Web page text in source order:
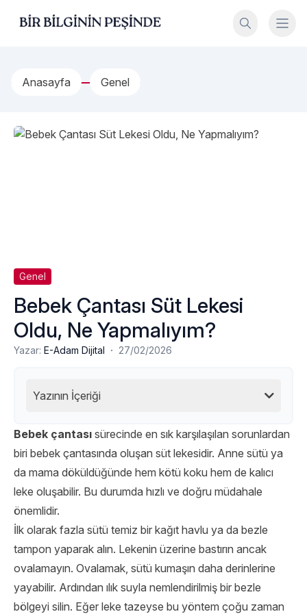
Bir Bilginin Peşinde!
Anasayfa Genel
Genel
Bebek Çantası Süt Lekesi
Oldu, Ne Yapmalıyım?
Yazar: E-Adam Dijital · 27/02/2026
Yazının İçeriği
Bebek çantası sürecinde en sık karşılaşılan sorunlardan
biri bebek çantasında oluşan süt lekesidir. Anne sütü ya
da mama döküldüğünde hem kötü koku hem de kalıcı
leke oluşabilir. Bu durumda hızlı ve doğru müdahale
önemlidir.
İlk olarak fazla sütü temiz bir kağıt havlu ya da bezle
tampon yaparak alın. Lekenin üzerine bastırın ancak
ovalamayın. Ovalamak, sütü kumaşın daha derinlerine
yayabilir. Ardından ılık suyla nemlendirilmiş bir bezle
bölgeyi silin. Eğer leke tazeyse bu yöntem çoğu zaman